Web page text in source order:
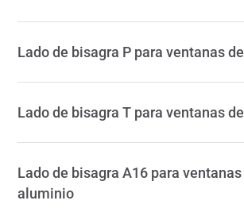
Lado de bisagra P para ventanas
Lado de bisagra T para ventanas
Lado de bisagra A16 para ventanas
aluminio